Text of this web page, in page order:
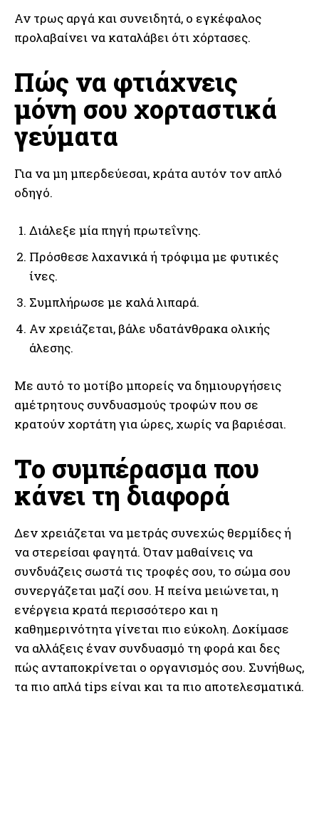
Αν τρως αργά και συνειδητά, ο εγκέφαλος
προλαβαίνει να καταλάβει ότι χόρτασες.
Πώς να φτιάχνεις
μόνη σου χορταστικά
γεύματα
Για να μη μπερδεύεσαι, κράτα αυτόν τον απλό
οδηγό.
Διάλεξε μία πηγή πρωτεΐνης.
Πρόσθεσε λαχανικά ή τρόφιμα με φυτικές
ίνες.
Συμπλήρωσε με καλά λιπαρά.
Αν χρειάζεται, βάλε υδατάνθρακα ολικής
άλεσης.
Με αυτό το μοτίβο μπορείς να δημιουργήσεις
αμέτρητους συνδυασμούς τροφών που σε
κρατούν χορτάτη για ώρες, χωρίς να βαριέσαι.
Το συμπέρασμα που
κάνει τη διαφορά
Δεν χρειάζεται να μετράς συνεχώς θερμίδες ή
να στερείσαι φαγητά. Όταν μαθαίνεις να
συνδυάζεις σωστά τις τροφές σου, το σώμα σου
συνεργάζεται μαζί σου. Η πείνα μειώνεται, η
ενέργεια κρατά περισσότερο και η
καθημερινότητα γίνεται πιο εύκολη. Δοκίμασε
να αλλάξεις έναν συνδυασμό τη φορά και δες
πώς ανταποκρίνεται ο οργανισμός σου. Συνήθως,
τα πιο απλά tips είναι και τα πιο αποτελεσματικά.